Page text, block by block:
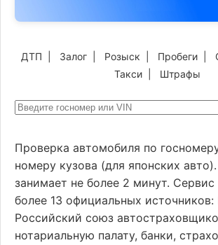
ДТП Залог Розыск Пробеги
Такси| Штрафы
Проверка автомобиля по
номеру кузова (для японских
занимает не более 2 минут. Сервис
более 13 официальных
Российский союз
нотариальную палату, банки,